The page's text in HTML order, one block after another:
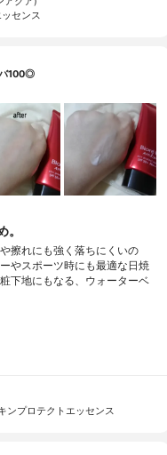
ッセンス
100◎
擦れにも強く落ちにくいの
やスポーツ時にも最適な日焼
下地にもなる、ウォーターベ
ンプロテクトエッセンス